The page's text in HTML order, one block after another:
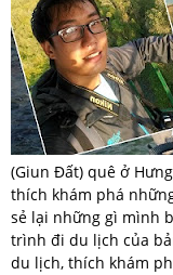
(Giun Đất) quê ở
thích khám phá
sẻ lại những gì mình
trình đi du lịch của
du lịch, thích khám